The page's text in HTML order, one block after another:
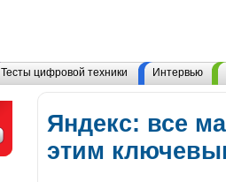
Тесты цифровой техники Интервью
Яндекс: все
этим